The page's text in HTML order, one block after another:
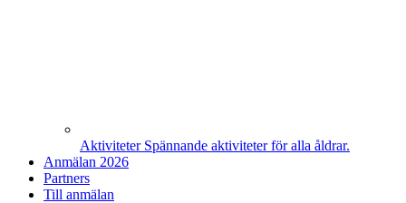
Aktiviteter Spännande aktiviteter för alla åldrar.
Anmälan 2026
Partners
Till anmälan